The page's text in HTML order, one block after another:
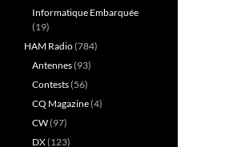
Informatique Embarquée
(19)
HAM Radio(784)
Antennes(93)
Contests(56)
CQ Magazine(4)
CW(97)
DX(123)